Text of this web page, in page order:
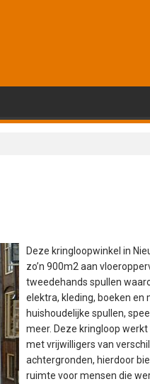
Deze kringloopwinkel in
zo’n 900m2 aan
tweedehands spullen
elektra, kleding, boeken en
huishoudelijke spullen,
meer. Deze kringloop
met vrijwilligers van
achtergronden, hierdoor
ruimte voor mensen die